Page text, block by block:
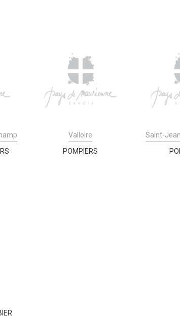
Valloire
POMPIERS
Saint-